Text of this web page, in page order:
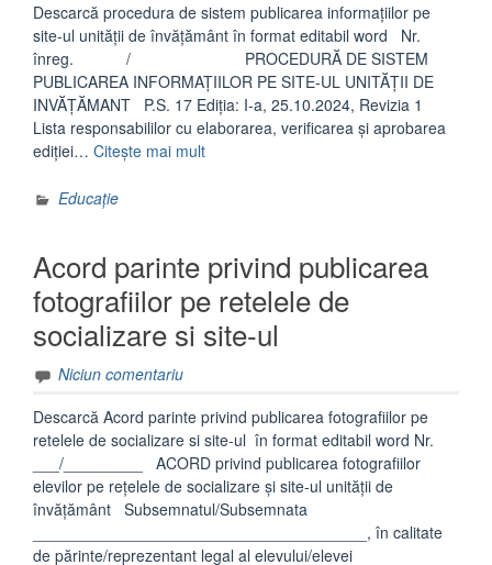
Descarcă procedura de sistem publicarea informațiilor pe
site-ul unității de învățământ în format editabil word Nr.
înreg. / PROCEDURĂ DE SISTEM
PUBLICAREA INFORMAȚIILOR PE SITE-UL UNITĂȚII DE
INVĂȚĂMANT P.S. 17 Ediția: I-a, 25.10.2024, Revizia 1
Lista responsabililor cu elaborarea, verificarea și aprobarea
ediției… Citește mai mult„PUBLICAREA
UNITĂȚII
DE
ÎNVĂȚĂMÂNT”
Educație
Acord parinte privind publicarea
fotografiilor pe retelele de
socializare si site-ul
Niciun comentariu
Descarcă Acord parinte privind publicarea fotografiilor pe
retelele de socializare si site-ul în format editabil word Nr.
___/_________ ACORD privind publicarea fotografiilor
elevilor pe rețelele de socializare și site-ul unității de
învățământ Subsemnatul/Subsemnata
______________________________________, în calitate
de părinte/reprezentant legal al elevului/elevei